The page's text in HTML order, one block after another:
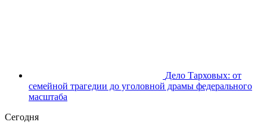
Дело Тарховых: от
семейной трагедии до уголовной драмы федерального
масштаба
Сегодня